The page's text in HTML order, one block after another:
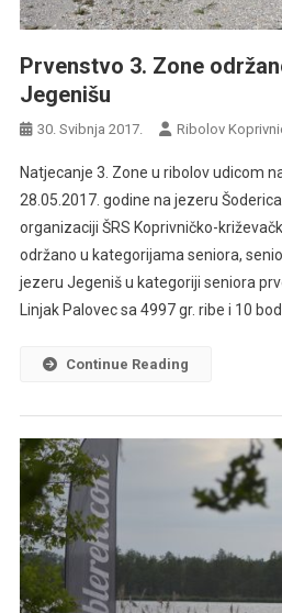
Prvenstvo 3. Zone
Jegenišu
30. Svibnja 2017. Ribolov
Natjecanje 3. Zone u ribolov udicom
28.05.2017. godine na jezeru
organizaciji ŠRS Koprivničko-
održano u kategorijama seniora,
jezeru Jegeniš u kategoriji seniora
Linjak Palovec sa 4997 gr. ribe i 10
Continue Reading